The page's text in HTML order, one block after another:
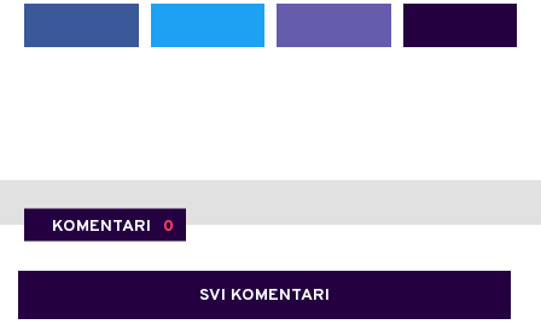
KOMENTARI 0
SVI KOMENTARI